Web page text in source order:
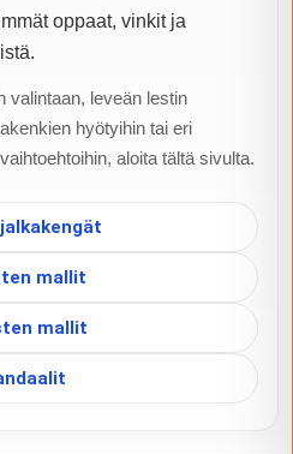
oppaat, vinkit ja
valintaan, leveän lestin
hyötyihin tai eri
aloita tältä sivulta.
mallit
mallit